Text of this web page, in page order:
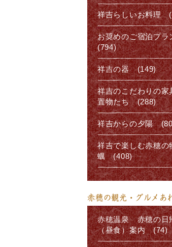
祥吉らしいお料理
お奨めのご宿泊プ
(794)
祥吉の器 (149)
祥吉のこだわりの家
置物たち (288)
祥吉からの夕陽
祥吉で楽しむ赤穂の
蠣 (408)
赤穂の観光・グルメあ
赤穂温泉 赤穂の日
（昼食）案内 (74)